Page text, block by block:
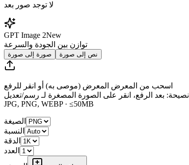
لا توجد صور بعد
GPT Image 2New
توازن بين الجودة والسرعة
صورة إلى صورة نص إلى صورة
اسحب من المعرض المعرض (موصى به) أو انقر للرفع
نصيحة: بعد الرفع، انقر على الصورة المصغرة لـ رسم/تعديل
JPG, PNG, WEBP · ≤50MB
الصيغة
النسبة
الدقة
العدد